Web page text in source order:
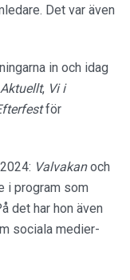
Det var även
in och idag
, Vi i
för
Valvakanoch
i program som
det har hon även
sociala medier-